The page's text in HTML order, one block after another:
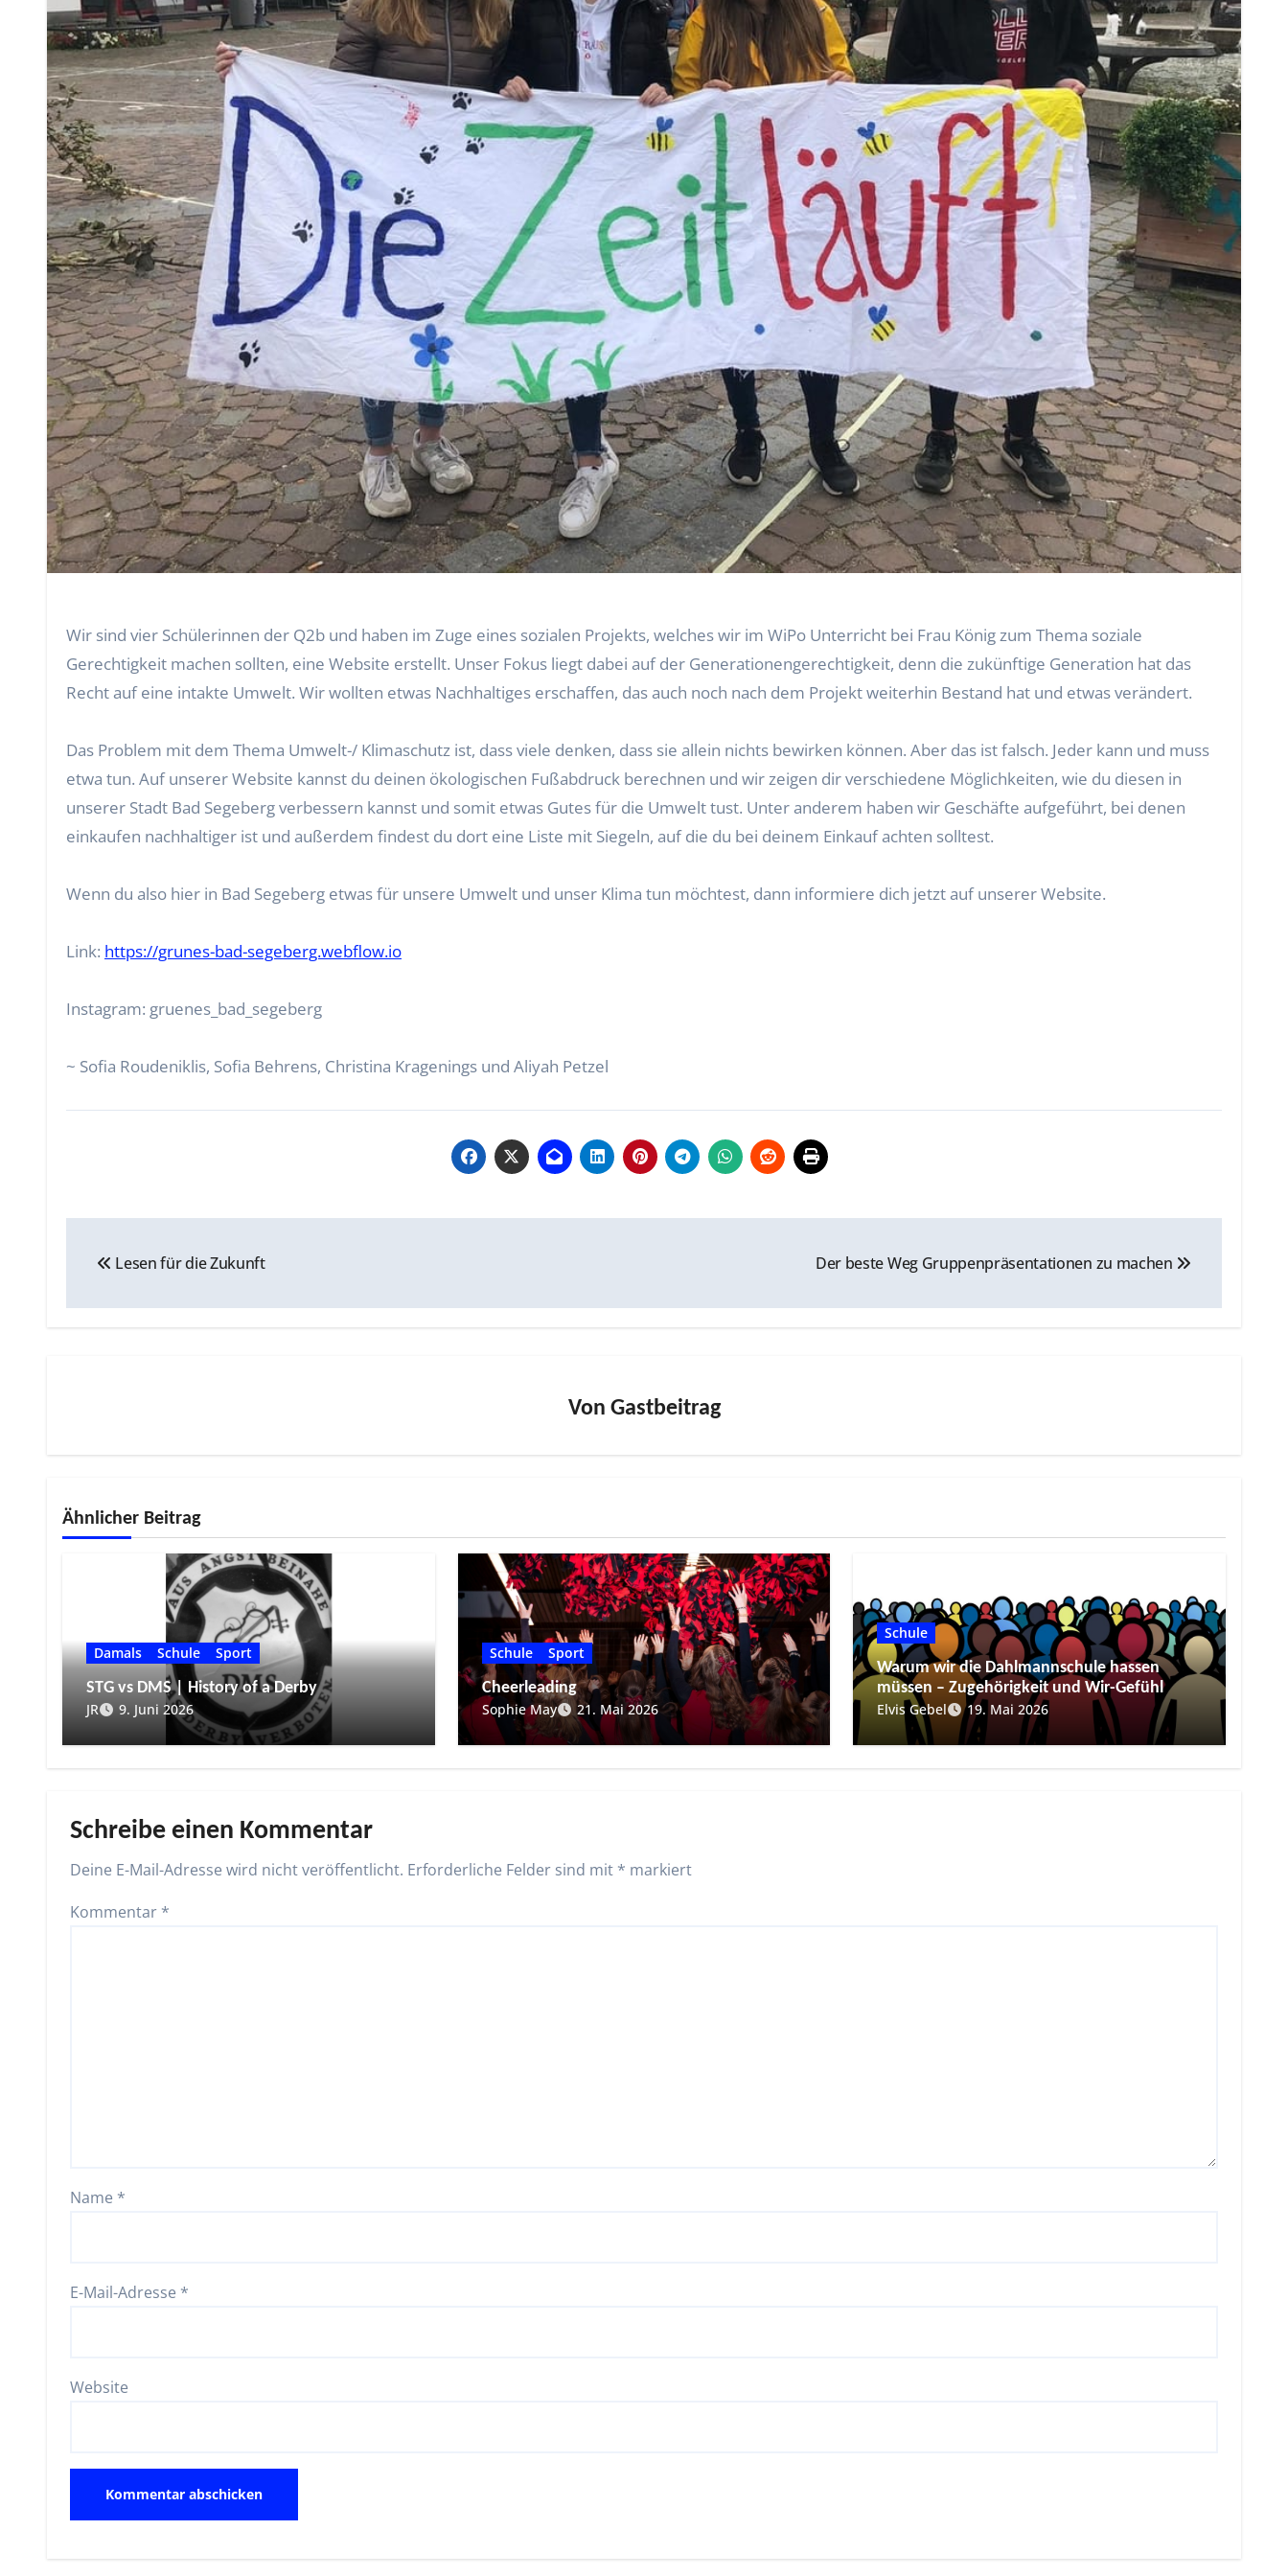
Wir sind vier Schülerinnen der Q2b und haben im Zuge eines sozialen Projekts, welches wir im WiPo Unterricht bei Frau König zum Thema soziale
Gerechtigkeit machen sollten, eine Website erstellt. Unser Fokus liegt dabei auf der Generationengerechtigkeit, denn die zukünftige Generation hat das
Recht auf eine intakte Umwelt. Wir wollten etwas Nachhaltiges erschaffen, das auch noch nach dem Projekt weiterhin Bestand hat und etwas verändert.
Das Problem mit dem Thema Umwelt-/ Klimaschutz ist, dass viele denken, dass sie allein nichts bewirken können. Aber das ist falsch. Jeder kann und muss
etwa tun. Auf unserer Website kannst du deinen ökologischen Fußabdruck berechnen und wir zeigen dir verschiedene Möglichkeiten, wie du diesen in
unserer Stadt Bad Segeberg verbessern kannst und somit etwas Gutes für die Umwelt tust. Unter anderem haben wir Geschäfte aufgeführt, bei denen
einkaufen nachhaltiger ist und außerdem findest du dort eine Liste mit Siegeln, auf die du bei deinem Einkauf achten solltest.
Wenn du also hier in Bad Segeberg etwas für unsere Umwelt und unser Klima tun möchtest, dann informiere dich jetzt auf unserer Website.
Link: https://grunes-bad-segeberg.webflow.io
Instagram: gruenes_bad_segeberg
~ Sofia Roudeniklis, Sofia Behrens, Christina Kragenings und Aliyah Petzel
Lesen für die Zukunft Der beste Weg Gruppenpräsentationen zu machen
Von Gastbeitrag
Ähnlicher Beitrag
Damals Schule
Sport
STG vs DMS | History of a Derby
JR
9. Juni 2026
Schule
Sport
Cheerleading
Sophie May
21. Mai 2026
Schule
Warum wir die Dahlmannschule hassen
müssen – Zugehörigkeit und Wir-Gefühl
Elvis Gebel
19. Mai 2026
Schreibe einen Kommentar
Deine E-Mail-Adresse wird nicht veröffentlicht. Erforderliche Felder sind mit * markiert
Kommentar *
Name *
E-Mail-Adresse *
Website